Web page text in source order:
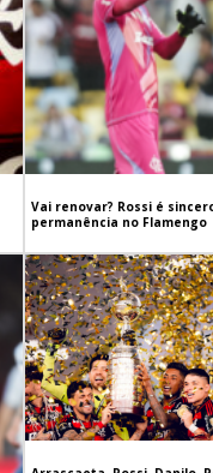
Vai renovar? Rossi é
permanência no Flamengo